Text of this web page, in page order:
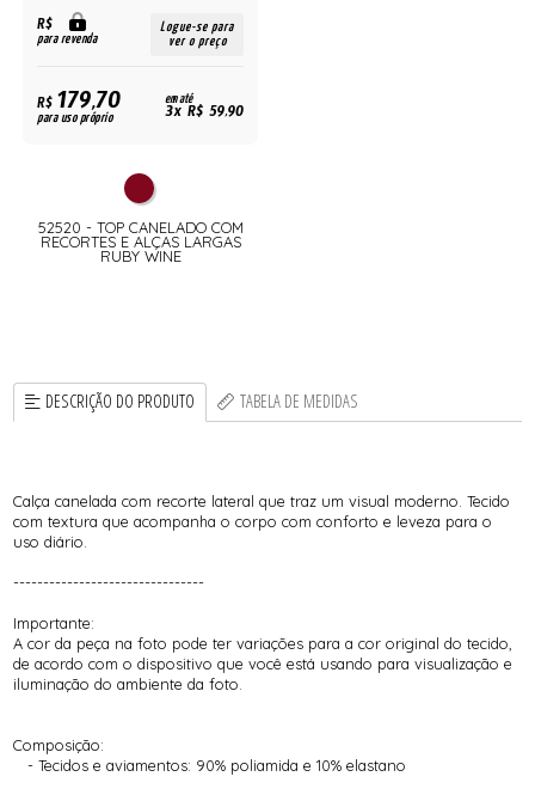
R$
para revenda
Logue-se para
ver o preço
R$179,70
para uso próprio
em até
3x R$ 59,90
52520 - TOP CANELADO COM
RECORTES E ALÇAS LARGAS
RUBY WINE
DESCRIÇÃO DO PRODUTO TABELA DE MEDIDAS
Calça canelada com recorte lateral que traz um visual moderno. Tecido
com textura que acompanha o corpo com conforto e leveza para o
uso diário.
--------------------------------
Importante:
A cor da peça na foto pode ter variações para a cor original do tecido,
de acordo com o dispositivo que você está usando para visualização e
iluminação do ambiente da foto.
Composição:
- Tecidos e aviamentos: 90% poliamida e 10% elastano